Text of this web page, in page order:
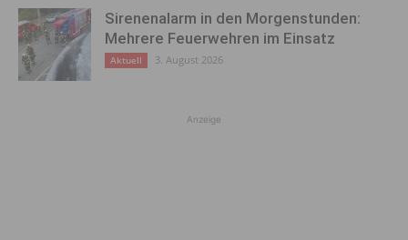
Sirenenalarm in den Morgenstunden:
Mehrere Feuerwehren im Einsatz
Aktuell 3. August 2026
Anzeige